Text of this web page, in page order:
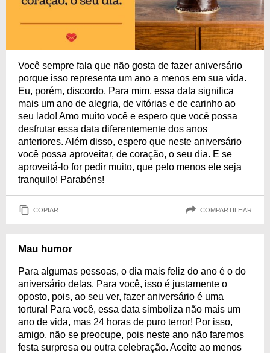
Você sempre fala que não gosta de fazer aniversário
porque isso representa um ano a menos em sua vida.
Eu, porém, discordo. Para mim, essa data significa
mais um ano de alegria, de vitórias e de carinho ao
seu lado! Amo muito você e espero que você possa
desfrutar essa data diferentemente dos anos
anteriores. Além disso, espero que neste aniversário
você possa aproveitar, de coração, o seu dia. E se
aproveitá-lo for pedir muito, que pelo menos ele seja
tranquilo! Parabéns!
COPIAR COMPARTILHAR
Mau humor
Para algumas pessoas, o dia mais feliz do ano é o do
aniversário delas. Para você, isso é justamente o
oposto, pois, ao seu ver, fazer aniversário é uma
tortura! Para você, essa data simboliza não mais um
ano de vida, mas 24 horas de puro terror! Por isso,
amigo, não se preocupe, pois neste ano não faremos
festa surpresa ou outra celebração. Aceite ao menos